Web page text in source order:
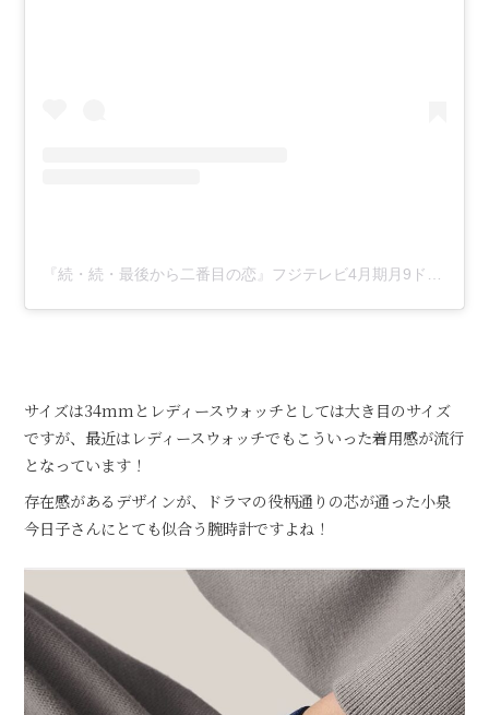
サイズは34mmとレディースウォッチとしては大き目のサイズ
ですが、最近はレディースウォッチでもこういった着用感が流行
となっています！
存在感があるデザインが、ドラマの役柄通りの芯が通った小泉
今日子さんにとても似合う腕時計ですよね！